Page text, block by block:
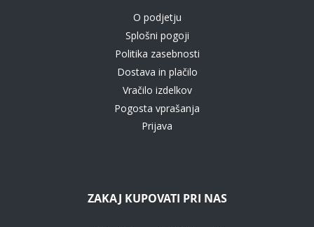
O podjetju
Splošni pogoji
Politika zasebnosti
Dostava in plačilo
Vračilo izdelkov
Pogosta vprašanja
Prijava
ZAKAJ KUPOVATI PRI NAS